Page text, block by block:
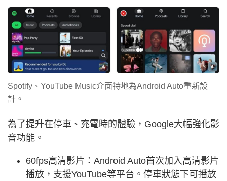
Spotify、YouTube Music介面特地為Android Auto重新設
計。
為了提升在停車、充電時的體驗，Google大幅強化影
音功能。
60fps高清影片：Android Auto首次加入高清影片
播放，支援YouTube等平台。停車狀態下可播放